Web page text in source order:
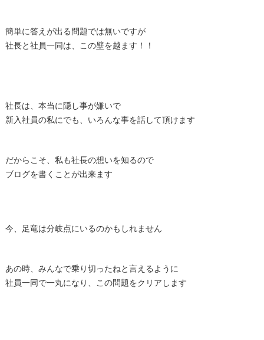
簡単に答えが出る問題では無いですが
社長と社員一同は、この壁を越ます！！
社長は、本当に隠し事が嫌いで
新入社員の私にでも、いろんな事を話して頂けます
だからこそ、私も社長の想いを知るので
ブログを書くことが出来ます
今、足竜は分岐点にいるのかもしれません
あの時、みんなで乗り切ったねと言えるように
社員一同で一丸になり、この問題をクリアします